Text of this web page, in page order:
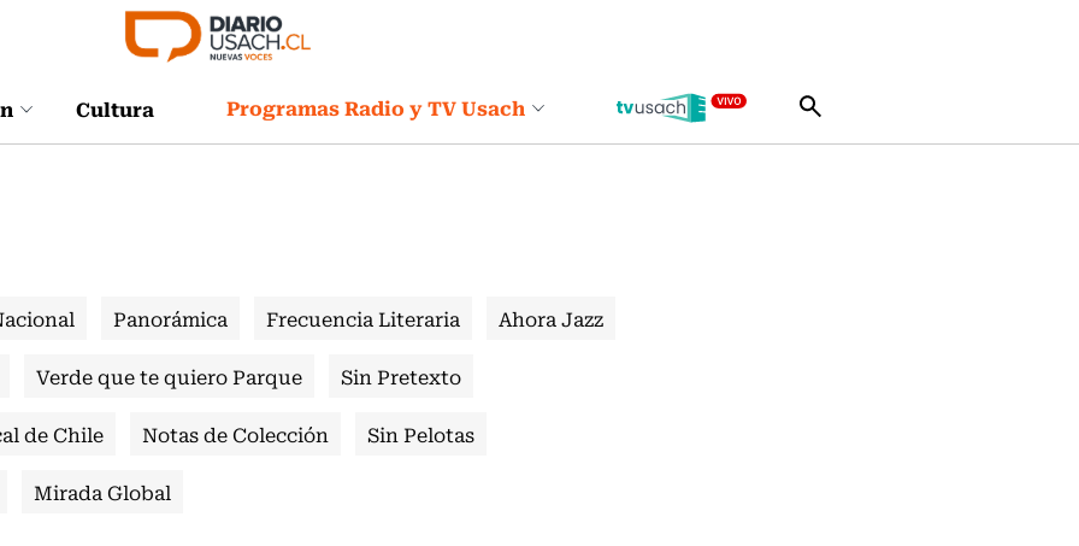
Cultura Programas Radio y TV Usach
Panorámica Frecuencia Literaria
Ahora Jazz
Verde que te quiero Parque
Sin Pretexto
de Chile Notas de Colección
Sin Pelotas
Mirada Global